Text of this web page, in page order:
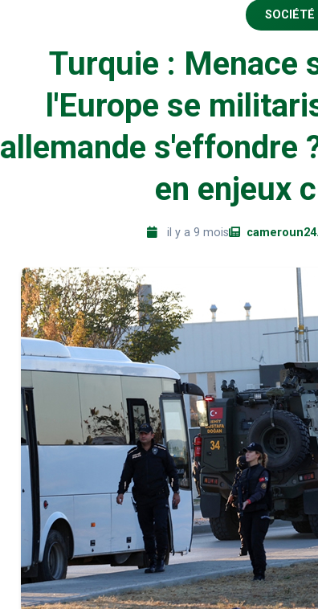
SOCIÉTÉ
Turquie : Menace
l'Europe se
allemande s'effondre
en enjeux
il y a 9 mois